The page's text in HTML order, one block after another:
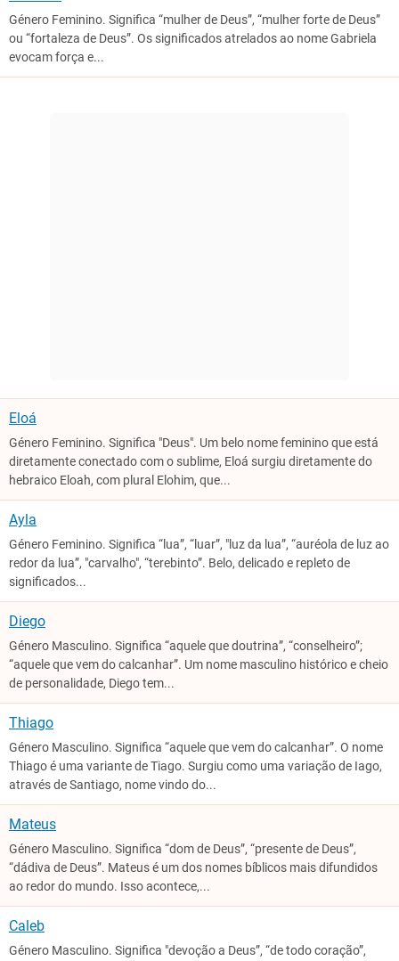
Género Feminino. Significa “mulher de Deus”, “mulher forte de Deus”
ou “fortaleza de Deus”. Os significados atrelados ao nome Gabriela
evocam força e...
Eloá
Género Feminino. Significa "Deus". Um belo nome feminino que está
diretamente conectado com o sublime, Eloá surgiu diretamente do
hebraico Eloah, com plural Elohim, que...
Ayla
Género Feminino. Significa “lua”, “luar”, "luz da lua”, “auréola de luz ao
redor da lua”, "carvalho", “terebinto”. Belo, delicado e repleto de
significados...
Diego
Género Masculino. Significa “aquele que doutrina”, “conselheiro”;
“aquele que vem do calcanhar”. Um nome masculino histórico e cheio
de personalidade, Diego tem...
Thiago
Género Masculino. Significa “aquele que vem do calcanhar”. O nome
Thiago é uma variante de Tiago. Surgiu como uma variação de Iago,
através de Santiago, nome vindo do...
Mateus
Género Masculino. Significa “dom de Deus”, “presente de Deus”,
“dádiva de Deus”. Mateus é um dos nomes bíblicos mais difundidos
ao redor do mundo. Isso acontece,...
Caleb
Género Masculino. Significa "devoção a Deus”, “de todo coração”,